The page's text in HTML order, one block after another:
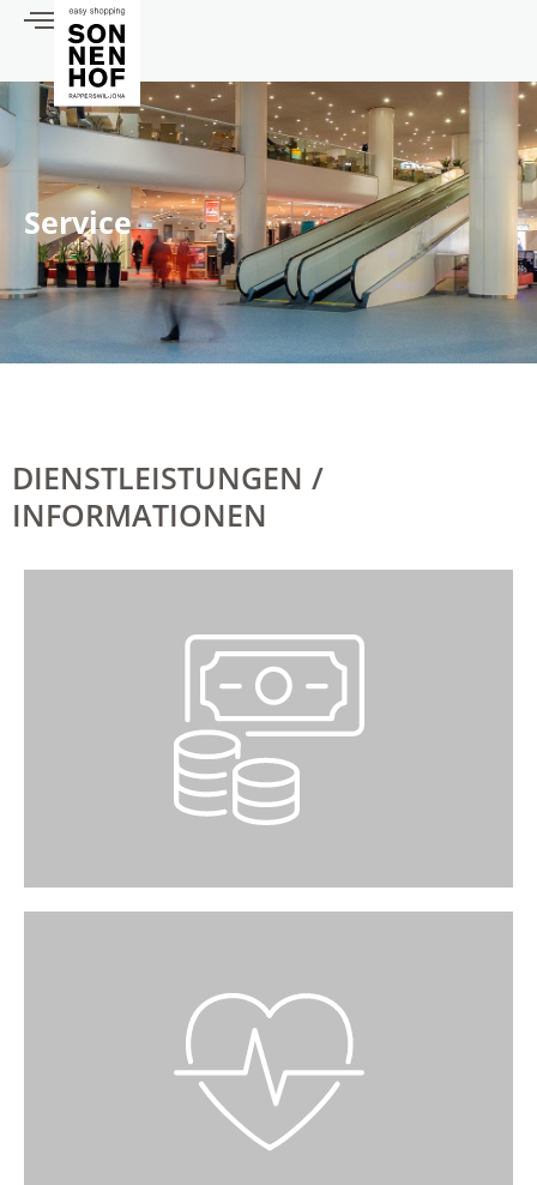
Service
DIENSTLEISTUNGEN /
INFORMATIONEN
BARGELDAUTOMAT
Der UBS-Bancomat befindet sich im
Erdgeschoss in der Nähe des Haupteingangs.
Der Postomat im Obergeschoss beim Migros-
Kassenbereich.
DEFIBRILLATOR
Für medizinische Notfälle stehen in der Mall im
Erdgeschoss zwei Defibrillatoren zur Verfügung
(vis-à-vis Mc PaperLand Eingang Nord, vor
Drogerie Dropa Eingang Süd).